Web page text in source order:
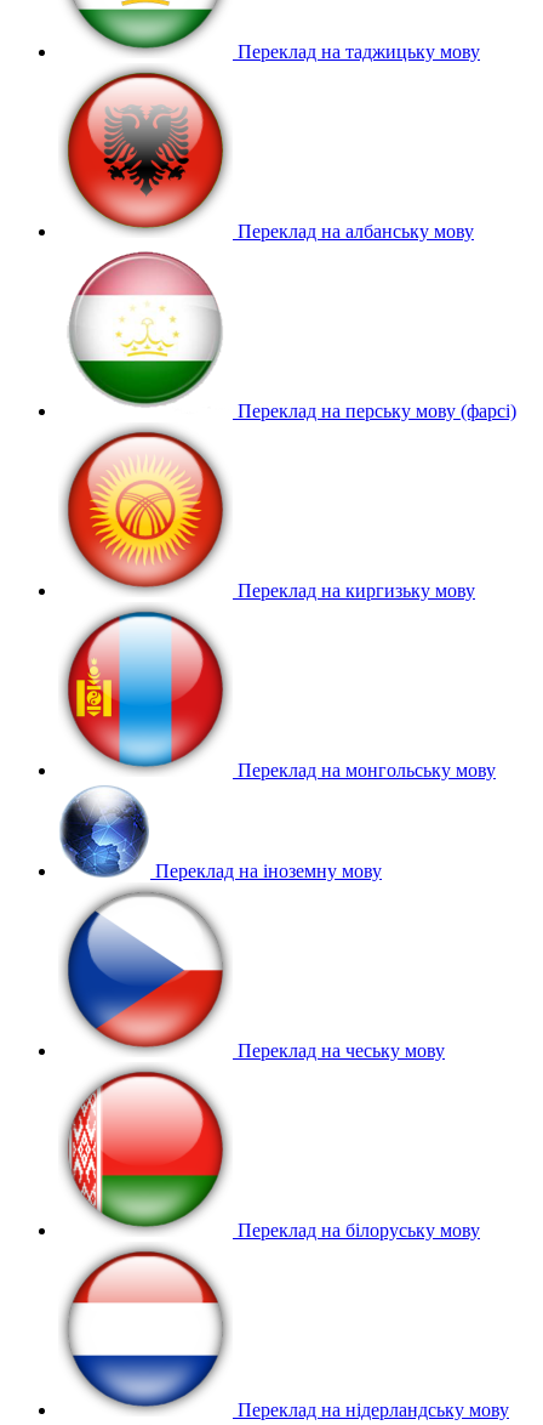
Переклад на таджицьку мову
Переклад на албанську мову
Переклад на перську мову (фарсі)
Переклад на киргизьку мову
Переклад на монгольську мову
Переклад на іноземну мову
Переклад на чеську мову
Переклад на білоруську мову
Переклад на нідерландську мову